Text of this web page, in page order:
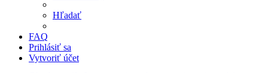
Hľadať
FAQ
Prihlásiť sa
Vytvoriť účet